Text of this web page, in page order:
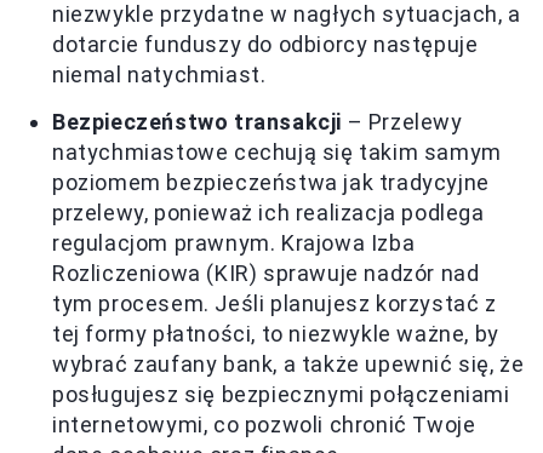
niezwykle przydatne w nagłych sytuacjach, a
dotarcie funduszy do odbiorcy następuje
niemal natychmiast.
Bezpieczeństwo transakcji – Przelewy
natychmiastowe cechują się takim samym
poziomem bezpieczeństwa jak tradycyjne
przelewy, ponieważ ich realizacja podlega
regulacjom prawnym. Krajowa Izba
Rozliczeniowa (KIR) sprawuje nadzór nad
tym procesem. Jeśli planujesz korzystać z
tej formy płatności, to niezwykle ważne, by
wybrać zaufany bank, a także upewnić się, że
posługujesz się bezpiecznymi połączeniami
internetowymi, co pozwoli chronić Twoje